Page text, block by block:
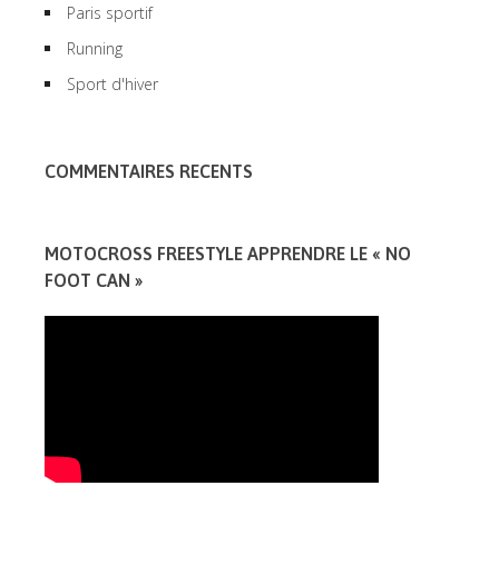
Paris sportif
Running
Sport d'hiver
COMMENTAIRES RECENTS
MOTOCROSS FREESTYLE APPRENDRE LE « NO
FOOT CAN »